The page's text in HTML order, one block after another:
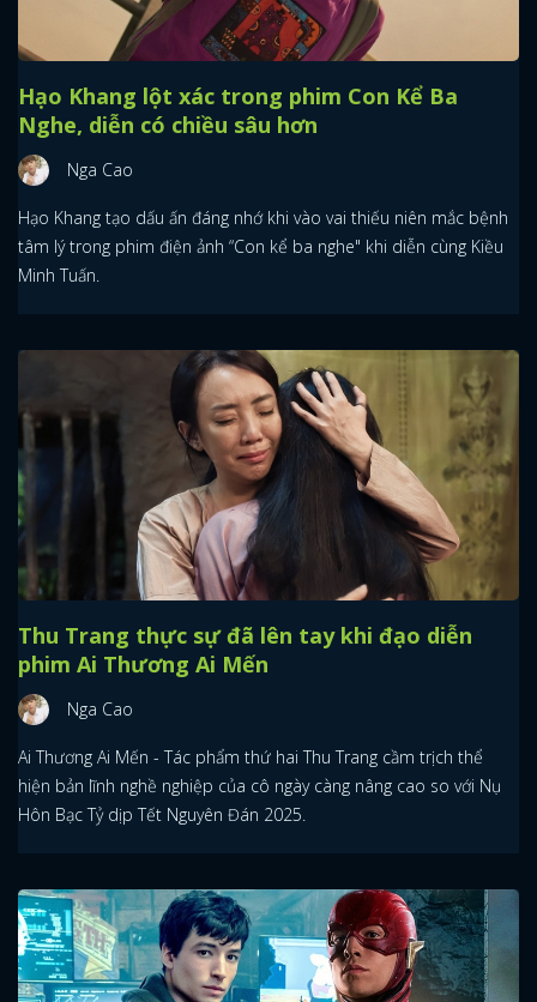
Hạo Khang lột xác trong phim Con Kể Ba
Nghe, diễn có chiều sâu hơn
Nga Cao
Hạo Khang tạo dấu ấn đáng nhớ khi vào vai thiếu niên mắc bệnh
tâm lý trong phim điện ảnh “Con kể ba nghe" khi diễn cùng Kiều
Minh Tuấn.
Thu Trang thực sự đã lên tay khi đạo diễn
phim Ai Thương Ai Mến
Nga Cao
Ai Thương Ai Mến - Tác phẩm thứ hai Thu Trang cầm trịch thể
hiện bản lĩnh nghề nghiệp của cô ngày càng nâng cao so với Nụ
Hôn Bạc Tỷ dịp Tết Nguyên Đán 2025.